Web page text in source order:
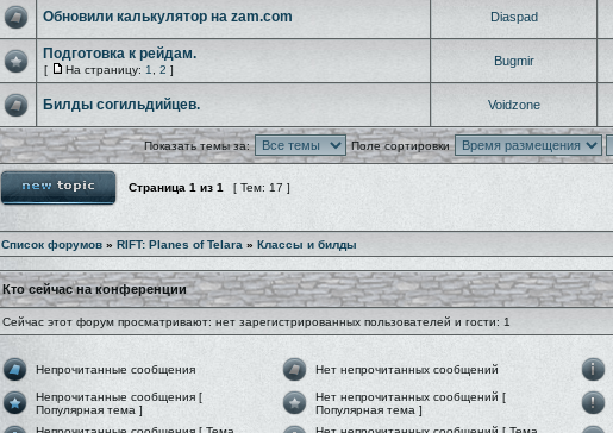
Обновили калькулятор на zam.com Diaspad
Подготовка к рейдам.
[ На страницу: 1 2 ]
Bugmir
Билды согильдийцев. Voidzone
Показать темы за: Поле сортировки
Страница 1 из 1 [ Тем: 17 ]
Список форумов » RIFT: Planes of Telara » Классы и билды
Кто сейчас на конференции
Сейчас этот форум просматривают: нет зарегистрированных пользователей и гости: 1
Непрочитанные сообщения Нет непрочитанных сообщений
Непрочитанные сообщения [
Популярная тема ]
Нет непрочитанных сообщений [
Популярная тема ]